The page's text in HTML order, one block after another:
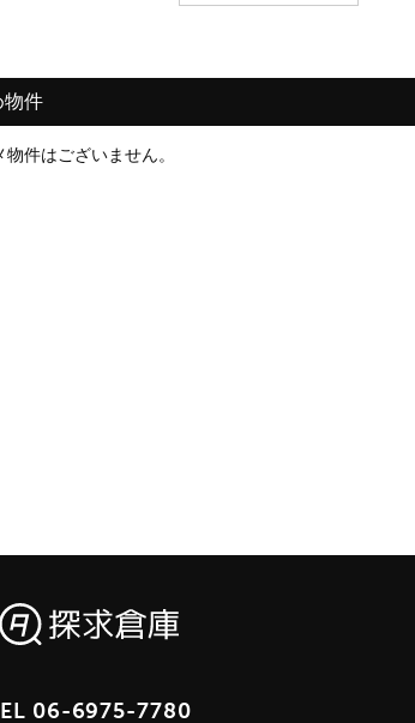
物件
件はございません。
06-6975-7780